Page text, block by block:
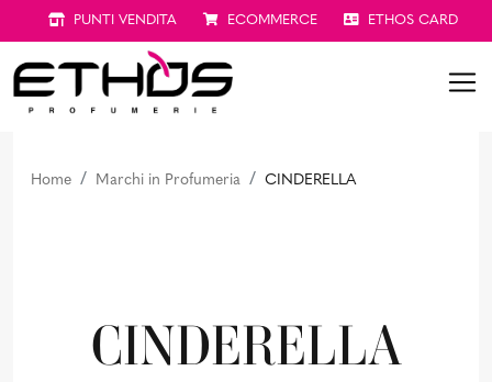
PUNTI VENDITA ECOMMERCE ETHOS CARD
Home Marchi in Profumeria CINDERELLA
CINDERELLA